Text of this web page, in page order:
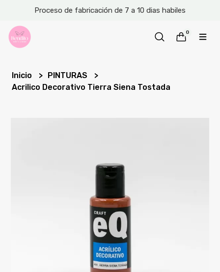
Proceso de fabricación de 7 a 10 dias habiles
0
Inicio
PINTURAS
Acrilico Decorativo Tierra Siena Tostada